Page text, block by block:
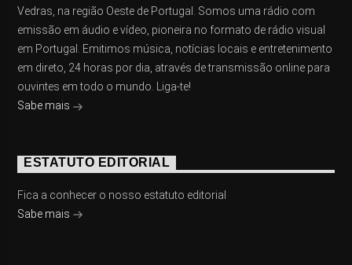
Vedras, na região Oeste de Portugal. Somos uma rádio com
emissão em áudio e vídeo, pioneira no formato de rádio visual
em Portugal. Emitimos música, notícias locais e entretenimento
em direto, 24 horas por dia, através de transmissão online para
ouvintes em todo o mundo. Liga-te!
Sabe mais
ESTATUTO EDITORIAL
Fica a conhecer o nosso estatuto editorial
Sabe mais